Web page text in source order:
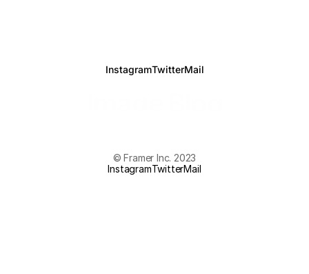
InstagramTwitterMail
© Framer Inc. 2023
InstagramTwitterMail